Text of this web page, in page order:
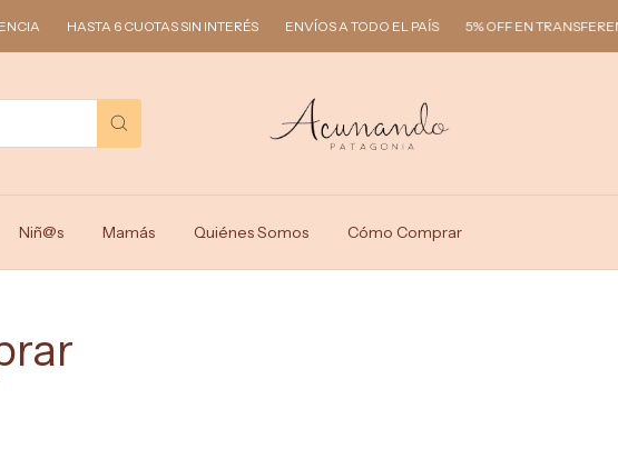
HASTA 6 CUOTAS SIN INTERÉS ENVÍOS A TODO EL PAÍS 5% OFF EN
Niñ@s Mamás Quiénes Somos Cómo Comprar